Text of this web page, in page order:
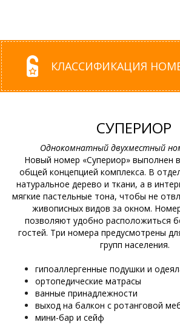
КЛАССИФИКАЦИЯ
СУПЕРИОР
Однокомнатный двухместный
Новый номер «Супериор» выполнен
общей концепцией комплекса. В
натуральное дерево и ткани, а в
мягкие пастельные тона, чтобы не
живописных видов за окном.
позволяют удобно расположиться
гостей. Три номера предусмотрены
групп населения.
гипоаллергенные подушки и
ортопедические матрасы
ванные принадлежности
выход на балкон с ротанговой
мини-бар и сейф